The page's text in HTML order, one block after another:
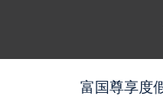
富国尊享度